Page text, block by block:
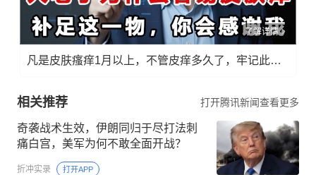
了解详情
凡是皮肤瘙痒1月以上，不管皮痒多久了，牢记此法，快！准！狠！
相关推荐 打开腾讯新闻查看更多
奇袭战术生效，伊朗同归于尽打法刺
痛白宫，美军为何不敢全面开战？
折冲实录 打开APP